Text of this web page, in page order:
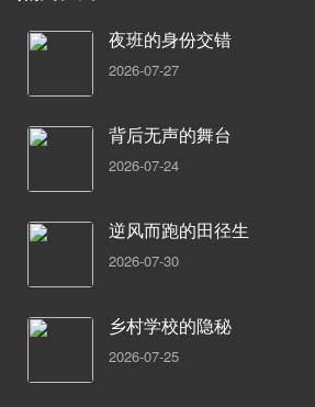
夜班的身份交错
2026-07-27
背后无声的舞台
2026-07-24
逆风而跑的田径生
2026-07-30
乡村学校的隐秘
2026-07-25